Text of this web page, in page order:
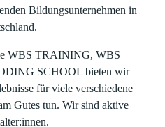
Bildungsunternehmen in
WBS TRAINING, WBS
SCHOOL bieten wir
für viele verschiedene
Gutes tun. Wir sind aktive